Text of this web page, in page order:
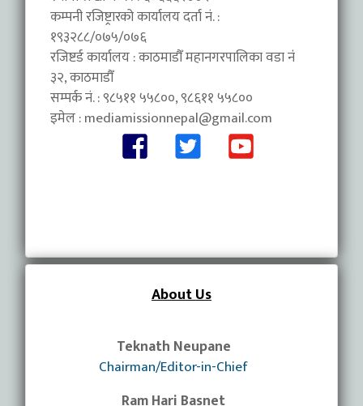
कम्पनी रजिष्ट्रारको कार्यालय दर्ता नं. :
१९३२८८/०७५/०७६
रजिष्टर्ड कार्यालय : काठमाडौँ महानगरपालिका वडा नंं
३२, काठमाडौँ
सम्पर्क नं. : ९८५११ ५५८००, ९८६११ ५५८००
इमेल :mediamissionnepal@gmail.com
About Us
Teknath Neupane
Chairman/Editor-in-Chief
Ram Hari Basnet